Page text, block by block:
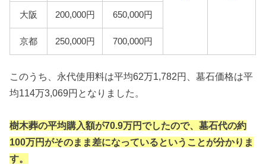
大阪 200,000円 650,000円
京都 250,000円 700,000円
このうち、永代使用料は平均62万1,782円、墓石価格は平
均114万3,069円となりました。
樹木葬の平均購入額が70.9万円でしたので、墓石代の約
100万円がそのまま差になっているということが分かりま
す。